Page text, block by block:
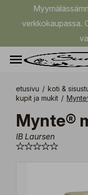
verkkokaupassa.
etusivu / koti &
kupit ja mukit /
Mynte®
IB Laursen